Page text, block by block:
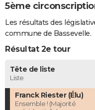
5ème
Les résultats des
commune de Bassevelle.
Résultat 2e tour
Tête de liste
Liste
Franck Riester (Élu)
Ensemble ! (Majorité